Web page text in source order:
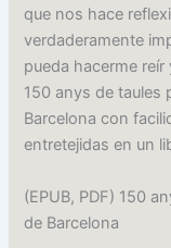
que nos hace
verdaderamente
pueda hacerme
150 anys de taules
Barcelona con
entretejidas en un
(EPUB, PDF) 150
de Barcelona